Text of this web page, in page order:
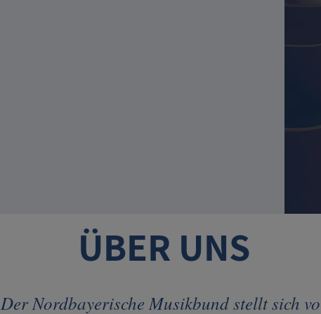
ÜBER UNS
Der Nordbayerische Musikbund stellt sich